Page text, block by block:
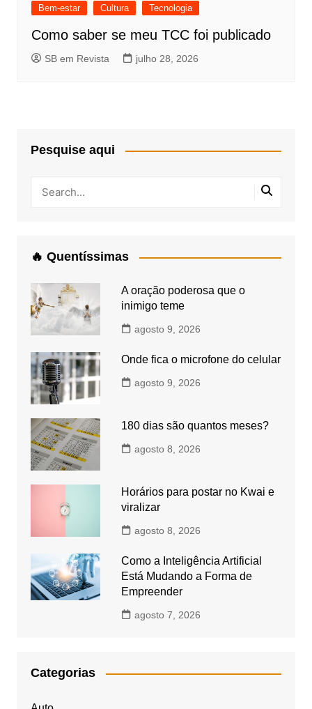
Bem-estar Cultura Tecnologia
Como saber se meu TCC foi publicado
SB em Revista julho 28, 2026
Pesquise aqui
🔥 Quentíssimas
A oração poderosa que o
inimigo teme
agosto 9, 2026
Onde fica o microfone do celular
agosto 9, 2026
180 dias são quantos meses?
agosto 8, 2026
Horários para postar no Kwai e
viralizar
agosto 8, 2026
Como a Inteligência Artificial
Está Mudando a Forma de
Empreender
agosto 7, 2026
Categorias